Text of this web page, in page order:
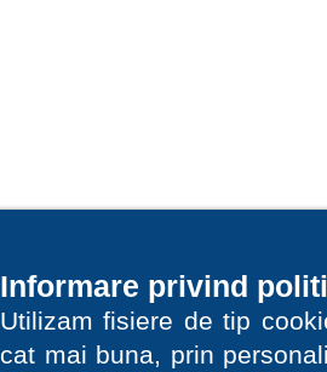
Informare privind
Utilizam fisiere de tip
cat mai buna, prin